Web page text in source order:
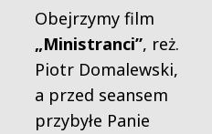
Obejrzymy film
„Ministranci”, reż.
Piotr Domalewski,
a przed seansem
przybyłe Panie